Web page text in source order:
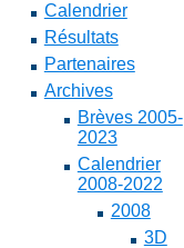
Calendrier
Résultats
Partenaires
Archives
Brèves 2005-
2023
Calendrier
2008-2022
2008
3D